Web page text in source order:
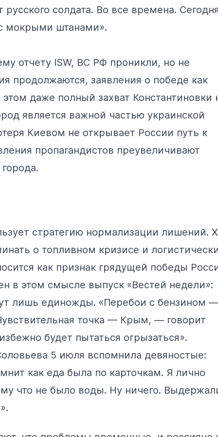
солдата. Во все времена.
мокрыми штанами».
отчету ISW, ВС РФ проникли, но не
продолжаются, заявления о победе как
даже полный захват Константиновки
является важной частью украинской
Киевом не открывает России путь к
пропагандистов преувеличивают
стратегию нормализации лишений.
о топливном кризисе и
как признак грядущей победы
в этом смысле выпуск «Вестей недели»:
лишь единожды. «Перебои с бензином —
точка — Крым, — говорит
будет пытаться огрызаться».
5 июля вспомнила девяностые:
как еда была по карточкам. Я лично
что не было воды. Ну ничего.